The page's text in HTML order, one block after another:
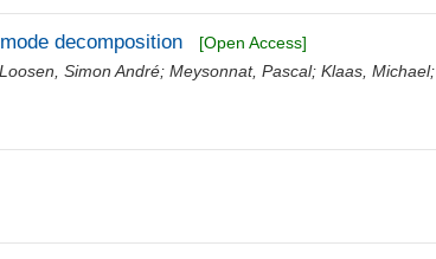
decomposition
[Open Access]
Loosen, Simon André;Meysonnat, Pascal;Klaas, Michael;